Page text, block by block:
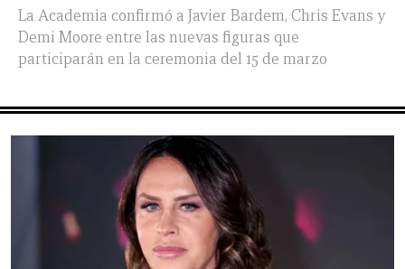
La Academia confirmó a Javier Bardem, Chris Evans y
Demi Moore entre las nuevas figuras que
participarán en la ceremonia del 15 de marzo